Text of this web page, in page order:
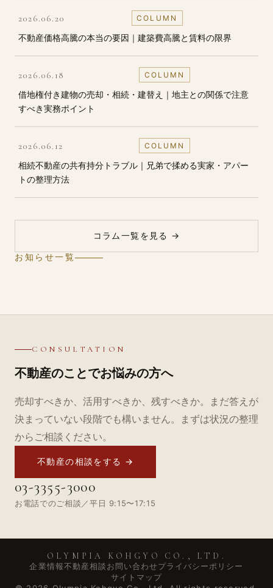
2026.06.20 COLUMN
不動産価格高騰の本当の要因｜建築費高騰と賃料の限界
2026.06.18 COLUMN
借地権付き建物の売却・⁠相続・⁠建替え｜地主との関係で注意
すべき実務ポイント
2026.06.12 COLUMN
相続不動産の共有持分トラブル｜兄弟で揉める実家・⁠アパー
トの整理方法
コラム一覧を見る →
お知らせ一覧
CONSULTATION
不動産のことでお悩みの方へ
売却すべきか、活用すべきか、残すべきか。まだ答えが
決まっていない段階でも構いません。まずは状況の整理
からご相談ください。
不動産の相談をする →
03-3355-3000
お電話でのご相談／平日 9:15〜17:15
OLYMPIA KOHGYO CO., LTD.
企業情報不動産相談お問い合わせプライバシーポリシー
サイトマップ